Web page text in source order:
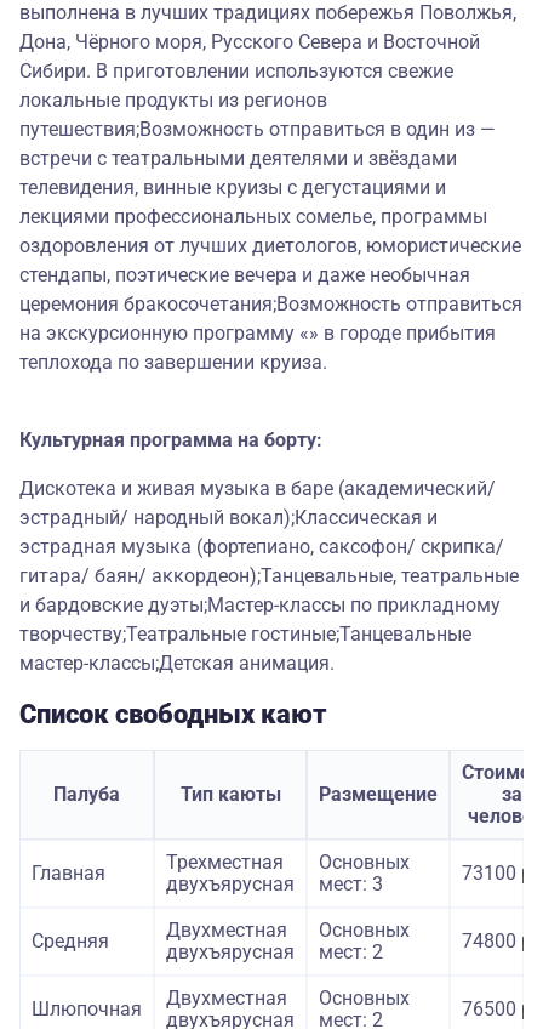
выполнена в лучших традициях побережья Поволжья,
Дона, Чёрного моря, Русского Севера и Восточной
Сибири. В приготовлении используются свежие
локальные продукты из регионов
путешествия;Возможность отправиться в один из —
встречи с театральными деятелями и звёздами
телевидения, винные круизы с дегустациями и
лекциями профессиональных сомелье, программы
оздоровления от лучших диетологов, юмористические
стендапы, поэтические вечера и даже необычная
церемония бракосочетания;Возможность отправиться
на экскурсионную программу «» в городе прибытия
теплохода по завершении круиза.
Культурная программа на борту:
Дискотека и живая музыка в баре (академический/
эстрадный/ народный вокал);Классическая и
эстрадная музыка (фортепиано, саксофон/ скрипка/
гитара/ баян/ аккордеон);Танцевальные, театральные
и бардовские дуэты;Мастер-классы по прикладному
творчеству;Театральные гостиные;Танцевальные
мастер-классы;Детская анимация.
Список свободных кают
Палуба Тип каюты Размещение
за
Главная
Трехместная
двухъярусная
Основных
мест: 3
73100
Средняя
Двухместная
двухъярусная
Основных
мест: 2
74800
Шлюпочная
Двухместная
двухъярусная
Основных
мест: 2
76500